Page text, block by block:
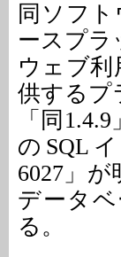
同ソフト
ースプラ
ウェブ
供するプ
「同
のSQL
6027」
データ
る。